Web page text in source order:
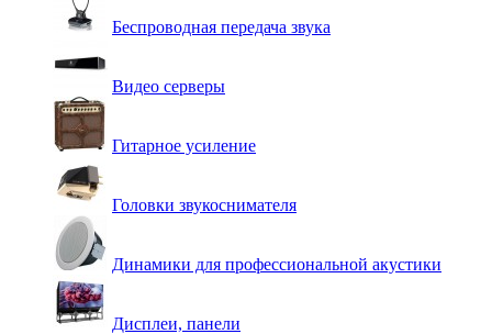
Беспроводная передача звука
Видео серверы
Гитарное усиление
Головки звукоснимателя
Динамики для профессиональной акустики
Дисплеи, панели